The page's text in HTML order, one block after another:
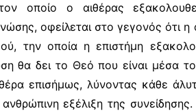
οποίο ο αιθέρας
οφείλεται στο γεγονός ότι
την οποία η επιστήμη
θα δει το Θεό που είναι μέσα
επισήμως, λύνοντας κάθε
εξέλιξη της